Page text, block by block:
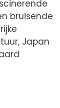
bruisende
Japan